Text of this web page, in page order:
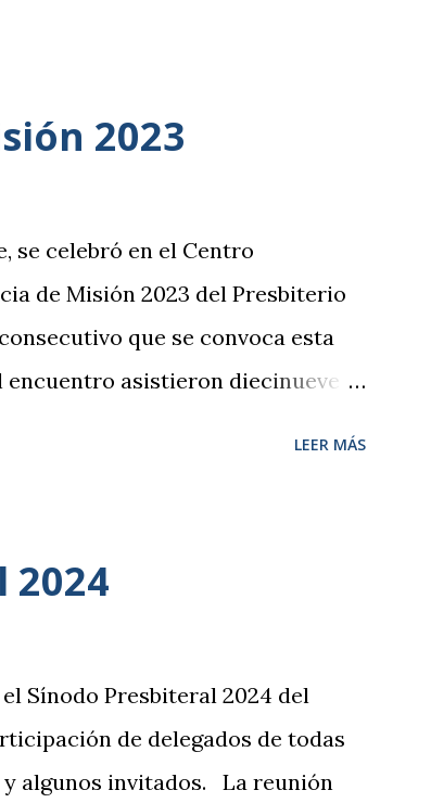
2023
se celebró en el Centro
de Misión 2023 del Presbiterio
que se convoca esta
encuentro asistieron diecinueve
jornada, que tuvieron como
social. En la exposición del
los distintos modelos de
tercio del s. XX, analizando
nuestro contexto europeo y su
LEER MÁS
2024
Sínodo Presbiteral 2024 del
de delegados de todas
algunos invitados. La reunión